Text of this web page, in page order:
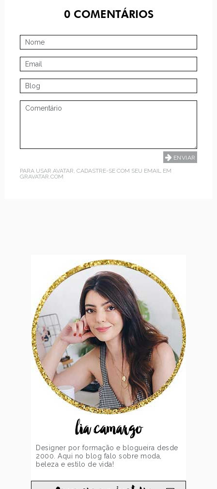
0COMENTÁRIOS
PARA USAR AVATAR, CADASTRE-SE COM SEU EMAIL EM
GRAVATAR.COM
lia camargo
Designer por formação e blogueira desde
2000. Aqui no blog falo sobre moda,
beleza e estilo de vida!